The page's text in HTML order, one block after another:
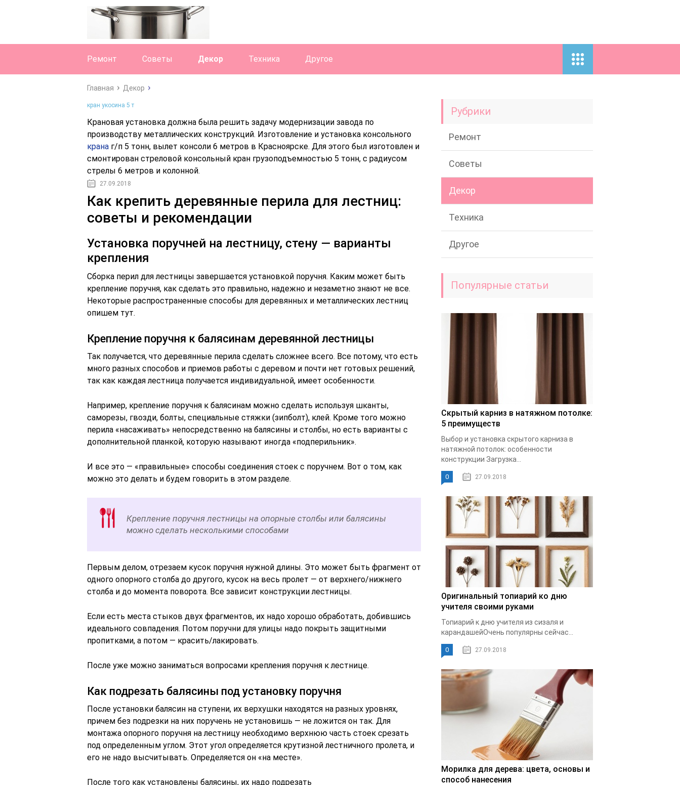
Ремонт Советы Декор Техника Другое
Главная Декор
кран укосина 5 т
Крановая установка должна была решить задачу модернизации завода по
производству металлических конструкций. Изготовление и установка консольного
крана г/п 5 тонн, вылет консоли 6 метров в Красноярске. Для этого был изготовлен и
смонтирован стреловой консольный кран грузоподъемностью 5 тонн, с радиусом
стрелы 6 метров и колонной.
27.09.2018
Как крепить деревянные перила для лестниц:
советы и рекомендации
Установка поручней на лестницу, стену — варианты
крепления
Сборка перил для лестницы завершается установкой поручня. Каким может быть
крепление поручня, как сделать это правильно, надежно и незаметно знают не все.
Некоторые распространенные способы для деревянных и металлических лестниц
опишем тут.
Крепление поручня к балясинам деревянной лестницы
Так получается, что деревянные перила сделать сложнее всего. Все потому, что есть
много разных способов и приемов работы с деревом и почти нет готовых решений,
так как каждая лестница получается индивидуальной, имеет особенности.
Например, крепление поручня к балясинам можно сделать используя шканты,
саморезы, гвозди, болты, специальные стяжки (зипболт), клей. Кроме того можно
перила «насаживать» непосредственно на балясины и столбы, но есть варианты с
дополнительной планкой, которую называют иногда «подперильник».
И все это — «правильные» способы соединения стоек с поручнем. Вот о том, как
можно это делать и будем говорить в этом разделе.
Крепление поручня лестницы на опорные столбы или балясины
можно сделать несколькими способами
Первым делом, отрезаем кусок поручня нужной длины. Это может быть фрагмент от
одного опорного столба до другого, кусок на весь пролет — от верхнего/нижнего
столба и до момента поворота. Все зависит конструкции лестницы.
Если есть места стыков двух фрагментов, их надо хорошо обработать, добившись
идеального совпадения. Потом поручни для улицы надо покрыть защитными
пропитками, а потом — красить/лакировать.
После уже можно заниматься вопросами крепления поручня к лестнице.
Как подрезать балясины под установку поручня
После установки балясин на ступени, их верхушки находятся на разных уровнях,
причем без подрезки на них поручень не установишь — не ложится он так. Для
монтажа опорного поручня на лестницу необходимо верхнюю часть стоек срезать
под определенным углом. Этот угол определяется крутизной лестничного пролета, и
его не надо высчитывать. Определяется он «на месте».
После того как установлены балясины, их надо подрезать
Рубрики
Ремонт
Советы
Декор
Техника
Другое
Популярные статьи
Скрытый карниз в натяжном потолке:
5 преимуществ
Выбор и установка скрытого карниза в
натяжной потолок: особенности
конструкции Загрузка...
0 27.09.2018
Оригинальный топиарий ко дню
учителя своими руками
Топиарий к дню учителя из сизаля и
карандашейОчень популярны сейчас...
0 27.09.2018
Морилка для дерева: цвета, основы и
способ нанесения